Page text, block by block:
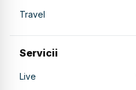
Travel
Servicii
Live